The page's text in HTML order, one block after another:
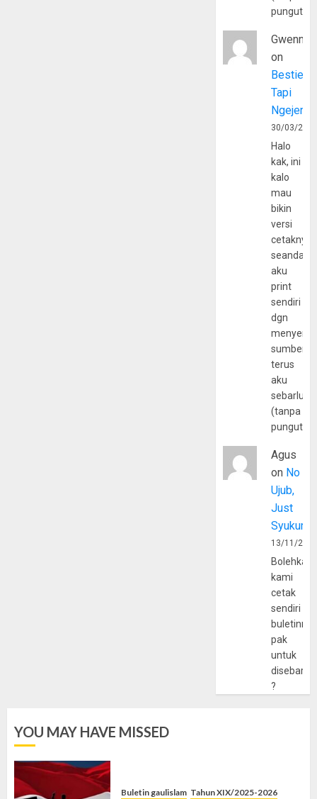
Gwenny
on
Bestie
Tapi
30/03/
Halo
kak, ini
kalo
mau
bikin
versi
cetaknya
aku
print
sendiri
dgn
sumber
terus
aku
(tanpa
Agus
on No
Ujub,
Just
Syukur
13/11/
Bolehkah
kami
cetak
sendiri
pak
untuk
?
YOU MAY HAVE MISSED
Buletin gaulislam Tahun XIX/2025-2026